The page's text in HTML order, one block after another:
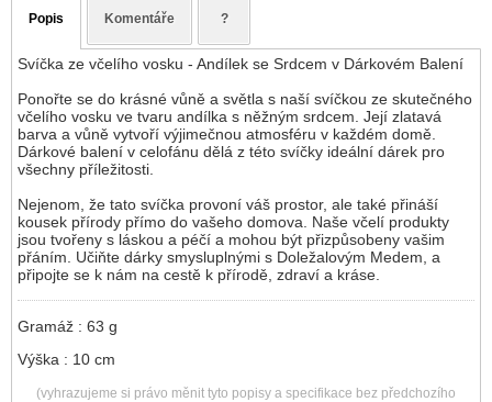
Popis Komentáře ?
Svíčka ze včelího vosku - Andílek se Srdcem v Dárkovém Balení
Ponořte se do krásné vůně a světla s naší svíčkou ze skutečného
včelího vosku ve tvaru andílka s něžným srdcem. Její zlatavá
barva a vůně vytvoří výjimečnou atmosféru v každém domě.
Dárkové balení v celofánu dělá z této svíčky ideální dárek pro
všechny příležitosti.
Nejenom, že tato svíčka provoní váš prostor, ale také přináší
kousek přírody přímo do vašeho domova. Naše včelí produkty
jsou tvořeny s láskou a péčí a mohou být přizpůsobeny vašim
přáním. Učiňte dárky smysluplnými s Doležalovým Medem, a
připojte se k nám na cestě k přírodě, zdraví a kráse.
Gramáž : 63 g
Výška : 10 cm
(vyhrazujeme si právo měnit tyto popisy a specifikace bez předchozího